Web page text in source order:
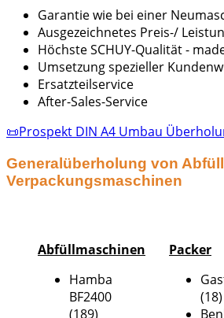
Garantie wie bei einer
Ausgezeichnetes Preis-/
Höchste SCHUY-Qualität -
Umsetzung spezieller
Ersatzteilservice
After-Sales-Service
📜Prospekt DIN A4 Umbau
Generalüberholung von
Verpackungsmaschinen
Abfüllmaschinen
Hamba
BF2400
(189)
Packer
(18)